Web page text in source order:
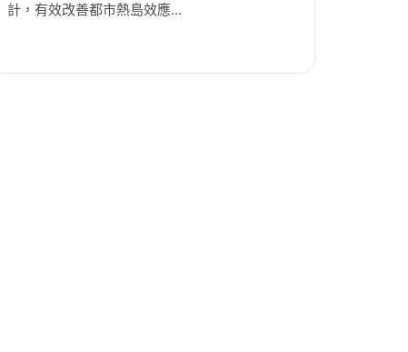
計，有效改善都市熱島效應...